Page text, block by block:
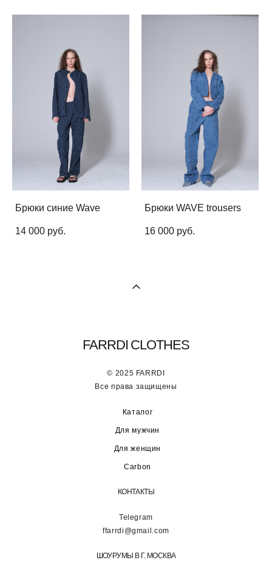
Брюки синие Wave
14 000 pуб.
Брюки WAVE trousers
16 000 pуб.
FARRDI CLOTHES
© 2025 FARRDI
Все права защищены
Каталог
Для мужчин
Для женщин
Carbon
КОНТАКТЫ
Telegram
ffarrdi@gmail.com
ШОУРУМЫ В Г. МОСКВА